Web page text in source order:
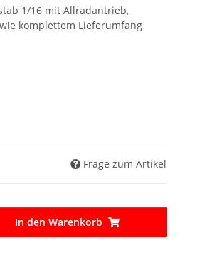
1/16 mit Allradantrieb,
komplettem Lieferumfang
Frage zum Artikel
In den Warenkorb